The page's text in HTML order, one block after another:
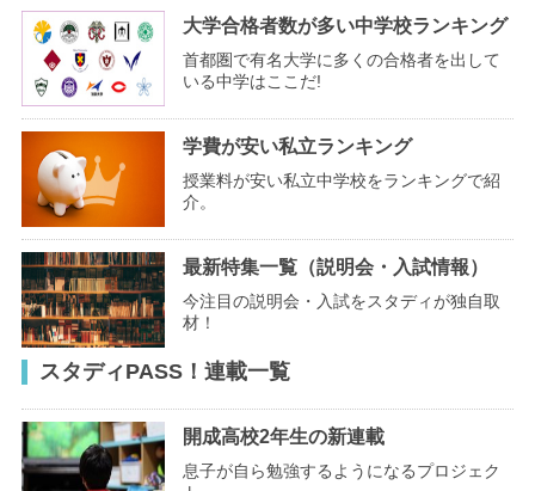
大学合格者数が多い中学校ランキング
首都圏で有名大学に多くの合格者を出して
いる中学はここだ!
学費が安い私立ランキング
授業料が安い私立中学校をランキングで紹
介。
最新特集一覧（説明会・入試情報）
今注目の説明会・入試をスタディが独自取
材！
スタディPASS！連載一覧
開成高校2年生の新連載
息子が自ら勉強するようになるプロジェク